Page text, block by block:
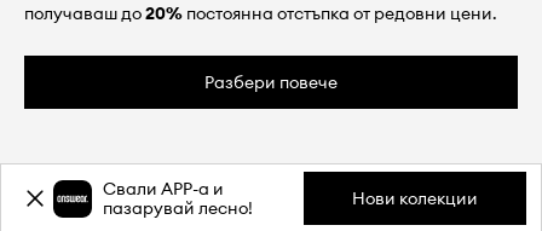
получаваш до20% постоянна отстъпка от редовни цени.
Разбери повече
Свали APP-a и
пазарувай лесно!
Нови колекции